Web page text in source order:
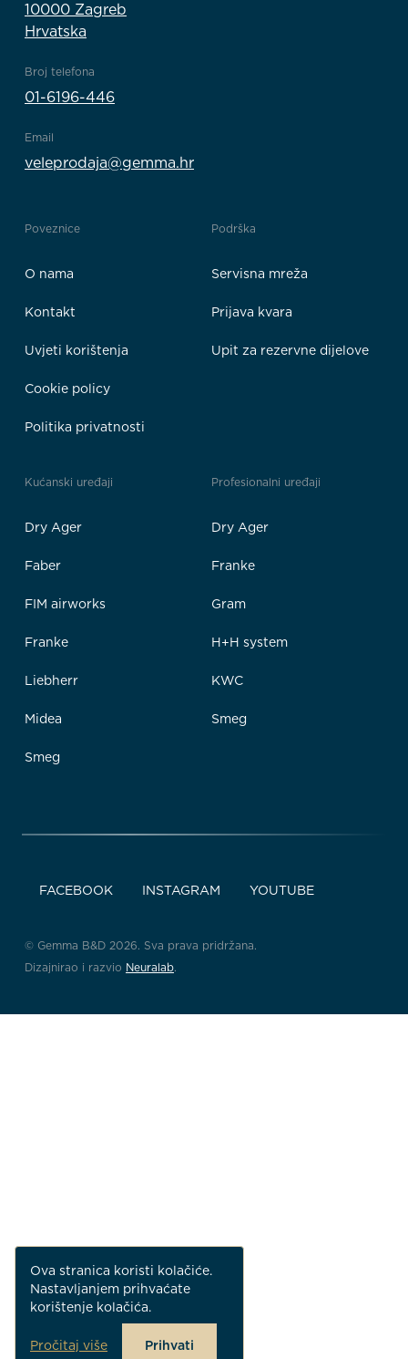
10000 Zagreb
Hrvatska
Broj telefona
01-6196-446
Email
veleprodaja@gemma.hr
Poveznice
O nama
Kontakt
Uvjeti korištenja
Cookie policy
Politika privatnosti
Podrška
Servisna mreža
Prijava kvara
Upit za rezervne dijelove
Kućanski uređaji
Dry Ager
Faber
FIM airworks
Franke
Liebherr
Midea
Smeg
Profesionalni uređaji
Dry Ager
Franke
Gram
H+H system
KWC
Smeg
FACEBOOK INSTAGRAM YOUTUBE
© Gemma B&D 2026. Sva prava pridržana.
Dizajnirao i razvio Neuralab.
Ova stranica koristi kolačiće.
Nastavljanjem prihvaćate
korištenje kolačića.
Pročitaj više Prihvati